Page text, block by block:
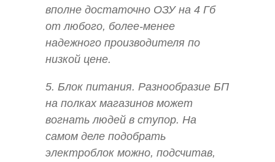
вполне достаточно ОЗУ на 4 Гб
от любого, более-менее
надежного производителя по
низкой цене.
5. Блок питания. Разнообразие БП
на полках магазинов может
вогнать людей в ступор. На
самом деле подобрать
электроблок можно, подсчитав,